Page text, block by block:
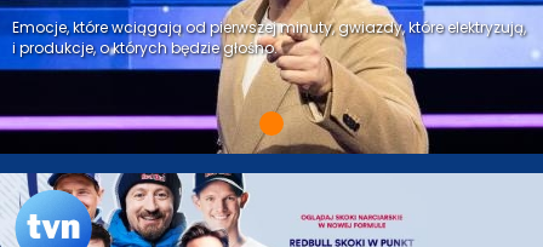
Emocje, które wciągają od pierwszej minuty, gwiazdy, które elektryzują,
i produkcje, o których będzie głośno.